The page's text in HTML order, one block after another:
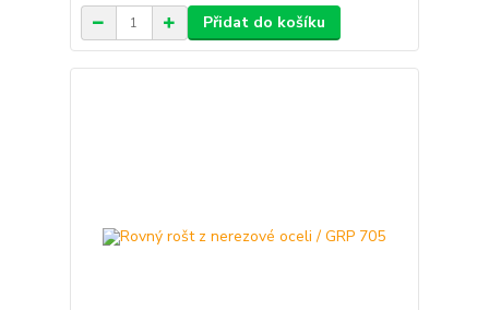
Přidat do košíku